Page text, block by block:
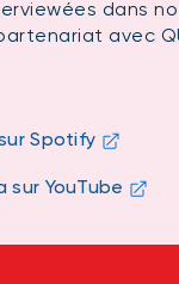
dans
avec
Spotify
sur YouTube